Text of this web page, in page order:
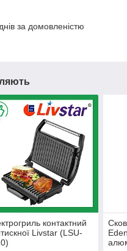
за домовленістю
контактний
Livstar (LSU-